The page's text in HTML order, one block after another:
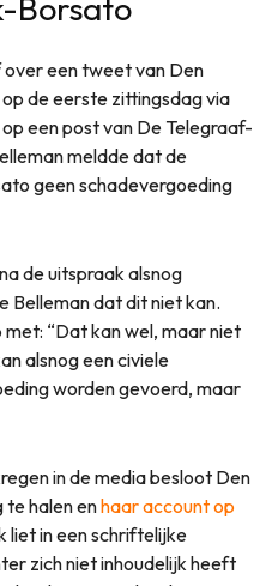
Borsato
een tweet van Den
op de eerste zittingsdag via
een post van De Telegraaf-
meldde dat de
geen schadevergoeding
de uitspraak alsnog
Belleman dat dit niet kan.
“Dat kan wel, maar niet
alsnog een civiele
worden gevoerd, maar
in de media besloot Den
te halen enhaar account op
liet in een schriftelijke
zich niet inhoudelijk heeft